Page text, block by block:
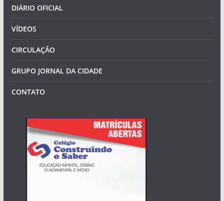
DIÁRIO OFICIAL
VÍDEOS
CIRCULAÇÃO
GRUPO JORNAL DA CIDADE
CONTATO